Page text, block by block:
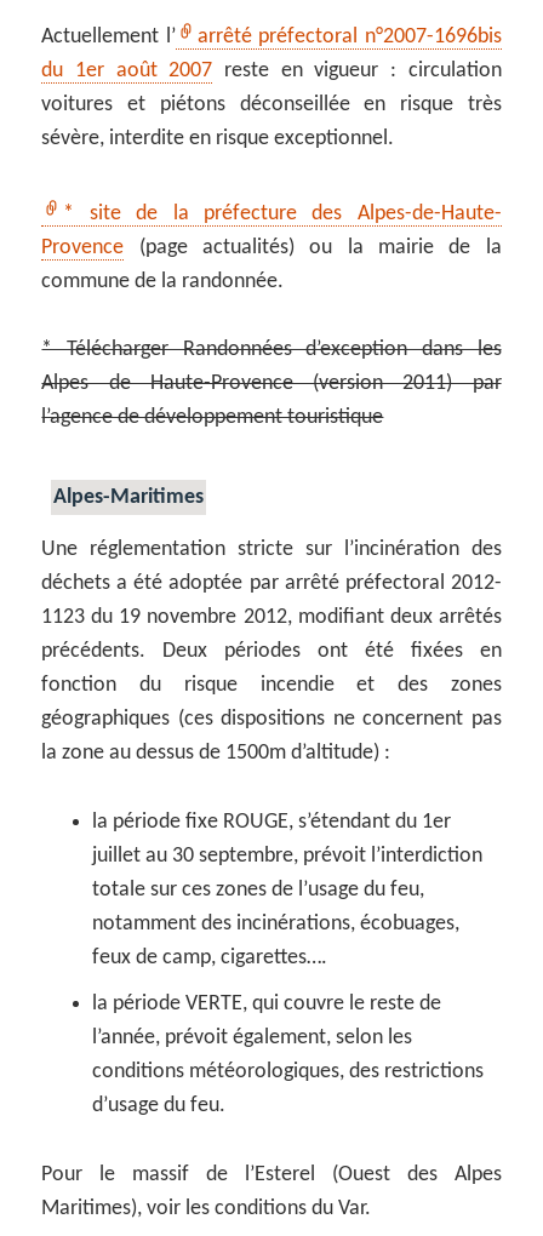
Actuellement l’
arrêté préfectoral n°2007-1696bis
du 1er août 2007 reste en vigueur : circulation
voitures et piétons déconseillée en risque très
sévère, interdite en risque exceptionnel.
* site de la préfecture des Alpes-de-Haute-
Provence (page actualités) ou la mairie de la
commune de la randonnée.
* Télécharger Randonnées d’exception dans les
Alpes de Haute-Provence (version 2011) par
l’agence de développement touristique
Alpes-Maritimes
Une réglementation stricte sur l’incinération des
déchets a été adoptée par arrêté préfectoral 2012-
1123 du 19 novembre 2012, modifiant deux arrêtés
précédents. Deux périodes ont été fixées en
fonction du risque incendie et des zones
géographiques (ces dispositions ne concernent pas
la zone au dessus de 1500m d’altitude) :
la période fixe ROUGE, s’étendant du 1er
juillet au 30 septembre, prévoit l’interdiction
totale sur ces zones de l’usage du feu,
notamment des incinérations, écobuages,
feux de camp, cigarettes….
la période VERTE, qui couvre le reste de
l’année, prévoit également, selon les
conditions météorologiques, des restrictions
d’usage du feu.
Pour le massif de l’Esterel (Ouest des Alpes
Maritimes), voir les conditions du Var.